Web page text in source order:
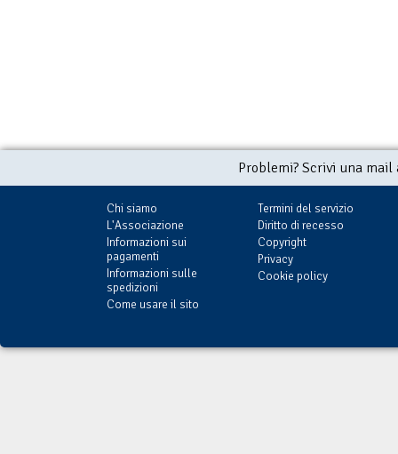
Problemi? Scrivi una
Chi siamo
L'Associazione
Informazioni sui
pagamenti
Informazioni sulle
spedizioni
Come usare il sito
Termini del servizio
Diritto di recesso
Copyright
Privacy
Cookie policy